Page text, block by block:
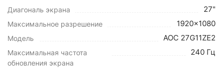
Диагональ экрана 27"
Максимальное разрешение 1920x1080
Модель AOC 27G11ZE2
Максимальная частота
обновления экрана
240 Гц